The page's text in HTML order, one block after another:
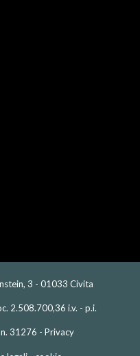
3 - 01033 Civita
2.508.700,36 i.v. - p.i.
31276 - Privacy